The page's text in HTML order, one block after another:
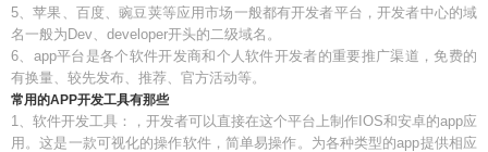
5、苹果、百度、豌豆荚等应用市场一般都有开发者平台，开发者中心的域
名一般为Dev、developer开头的二级域名。
6、app平台是各个软件开发商和个人软件开发者的重要推广渠道，免费的
有换量、较先发布、推荐、官方活动等。
常用的APP开发工具有那些
1、软件开发工具：，开发者可以直接在这个平台上制作IOS和安卓的app应
用。这是一款可视化的操作软件，简单易操作。为各种类型的app提供相应